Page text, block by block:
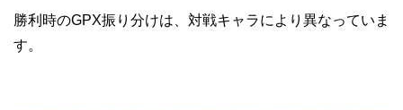
勝利時のGPX振り分けは、対戦キャラにより異なっていま
す。